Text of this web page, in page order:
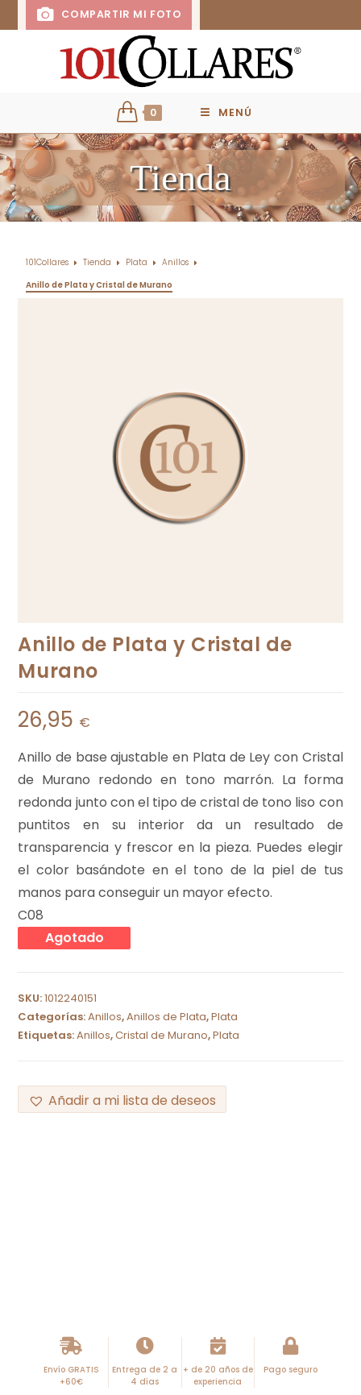
COMPARTIR MI FOTO
0 MENÚ
Tienda
101Collares Tienda Plata
Anillos
Anillo de Plata y Cristal de Murano
Anillo de Plata y Cristal de
Murano
26,95 €
Anillo de base ajustable en Plata de Ley con Cristal
de Murano redondo en tono marrón. La forma
redonda junto con el tipo de cristal de tono liso con
puntitos en su interior da un resultado de
transparencia y frescor en la pieza. Puedes elegir
el color basándote en el tono de la piel de tus
manos para conseguir un mayor efecto.
C08
Agotado
SKU:1012240151
Categorías:Anillos,Anillos de Plata,Plata
Etiquetas:Anillos,Cristal de Murano,Plata
Añadir a mi lista de deseos
Envío GRATIS
+60€
Entrega de 2 a
4 días
+ de 20 años de
experiencia
Pago seguro